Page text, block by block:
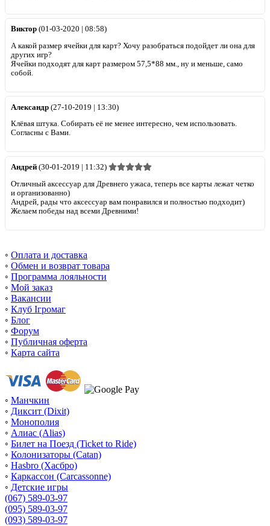
Виктор (01-03-2020 | 08:58)
А какой размер ячейки для карт? Хочу разобраться подойдет ли она для
других игр?
Ячейки подходят для карт размером 57,5*88 мм., ну и меньше, само
собой.
Александр (27-10-2019 | 13:30)
Клёвая штука. Собирать её не менее интересно, чем использовать.
Согласны с Вами.
Андрей (30-01-2019 | 11:32)
Отличный аксессуар для Древнего ужаса, теперь все карты лежат четко
и организованно)
Андрей, рады что аксессуар вам понравился и полностью подходит)
Желаем победы над всеми Древними!
◦ Оплата и доставка
◦ Обмен и возврат товара
◦ Программа лояльности
◦ Мой заказ
◦ Вакансии
◦ Клуб Ігромаг
◦ Блог
◦ Форум
◦ Публичная оферта
◦ Карта сайта
◦ Манчкин
◦ Диксит (Dixit)
◦ Монополия
◦ Алиас (Alias)
◦ Билет на Поезд (Ticket to Ride)
◦ Колонизаторы (Catan)
◦ Hasbro (Хасбро)
◦ Каркассон (Carcassonne)
◦ Детские игры
(067) 589-03-97
(095) 589-03-97
(093) 589-03-97